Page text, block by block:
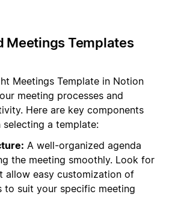
Meetings Templates
Meetings Template in Notion
meeting processes and
Here are key components
a template:
A well-organized agenda
the meeting smoothly. Look for
allow easy customization of
to suit your specific meeting